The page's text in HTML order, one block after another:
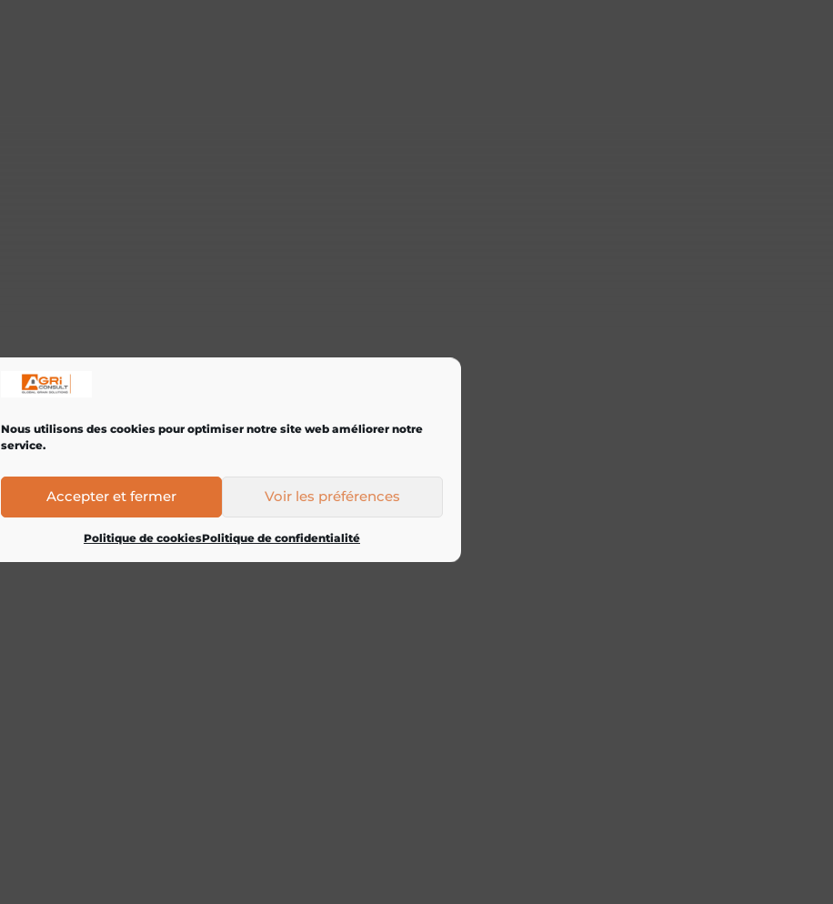
Nous utilisons des cookies pour optimiser notre site web améliorer notre
service.
Accepter et fermer Voir les préférences
Politique de cookiesPolitique de confidentialité